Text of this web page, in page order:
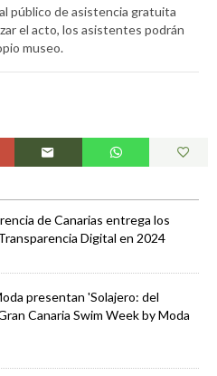
público de asistencia gratuita
el acto, los asistentes podrán
museo.
de Canarias entrega los
Digital en 2024
presentan 'Solajero: del
Canaria Swim Week by Moda